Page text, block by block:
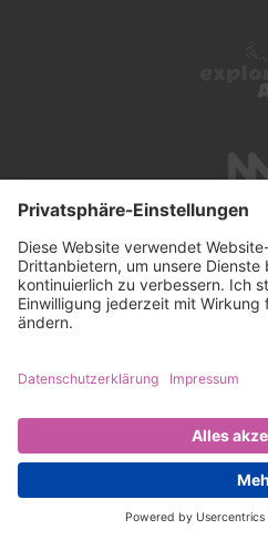
UNTERSTÜTZUNG SUCHE
KONTAKT